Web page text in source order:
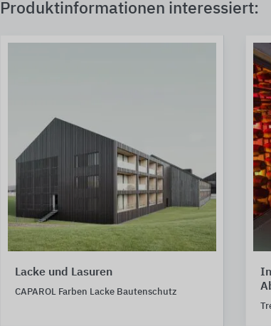
Produktinformationen interessiert:
Lacke und Lasuren
CAPAROL Farben Lacke Bautenschutz